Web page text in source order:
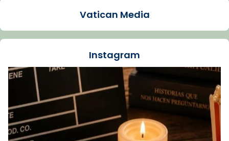
La Carmina va patir depressió. Fa gairebé
dos mesos, a l'Estadi Lluís Companys, la
Recupera l'entrevista comp
Vatican
tican News 👇
www.vaticannews.va/es/iglesia/news/2026-
07/carmina-historia-depresion-papa-viaje-
espana-testimoni...
Vatican Media
Instagram